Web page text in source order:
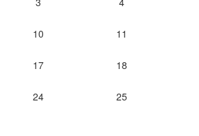
10 11
17 18
24 25